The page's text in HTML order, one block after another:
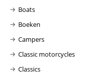
Boats
Boeken
Campers
Classic motorcycles
Classics